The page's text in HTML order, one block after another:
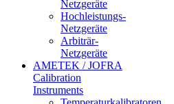
Netzgeräte
Hochleistungs-
Netzgeräte
Arbiträr-
Netzgeräte
AMETEK / JOFRA
Calibration
Instruments